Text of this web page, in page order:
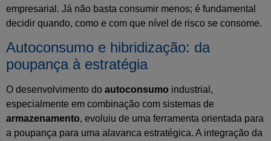
empresarial. Já não basta consumir menos; é fundamental
decidir quando, como e com que nível de risco se consome.
Autoconsumo e hibridização: da
poupança à estratégia
O desenvolvimento do autoconsumo industrial,
especialmente em combinação com sistemas de
armazenamento, evoluiu de uma ferramenta orientada para
a poupança para uma alavanca estratégica. A integração da